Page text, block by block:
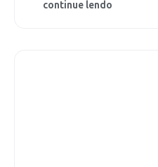
continue lendo